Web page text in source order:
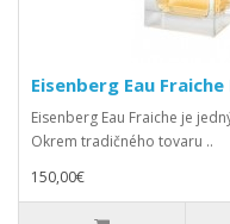
Eisenberg Eau Fraiche
Eisenberg Eau Fraiche je
Okrem tradičného tovaru ..
150,00€